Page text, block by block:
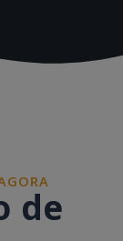
de